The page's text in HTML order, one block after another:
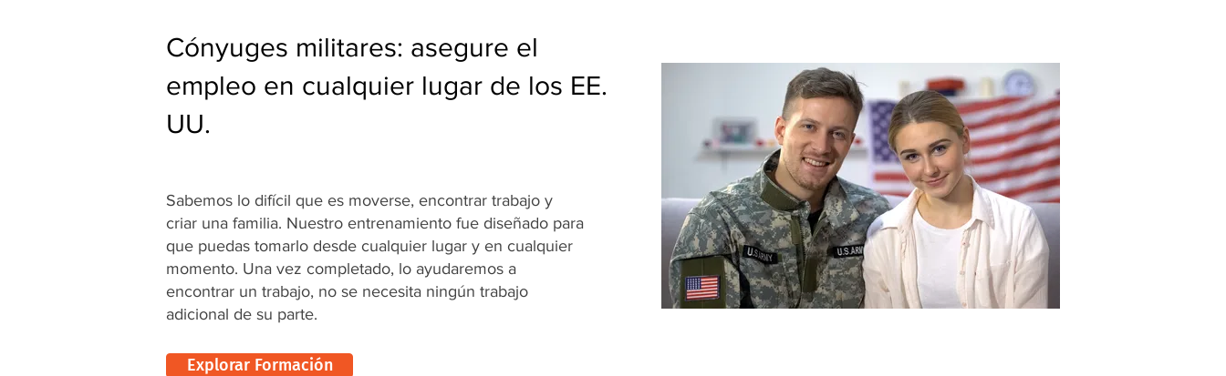
Cónyuges militares: asegure el
empleo en cualquier lugar de los EE.
UU.
Sabemos lo difícil que es moverse, encontrar trabajo y
criar una familia. Nuestro entrenamiento fue diseñado para
que puedas tomarlo desde cualquier lugar y en cualquier
momento. Una vez completado, lo ayudaremos a
encontrar un trabajo, no se necesita ningún trabajo
adicional de su parte.
Explorar Formación